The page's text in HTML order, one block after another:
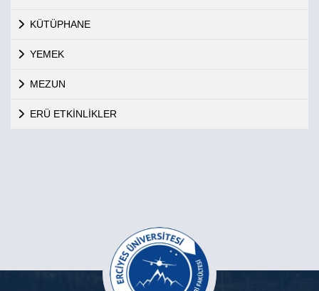
KÜTÜPHANE
YEMEK
MEZUN
ERÜ ETKİNLİKLER